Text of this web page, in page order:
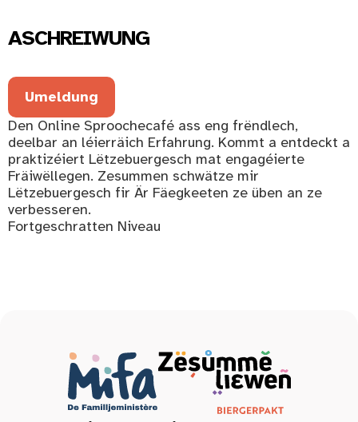
ASCHREIWUNG
Umeldung
Den Online Sproochecafé ass eng frëndlech,
deelbar an léierräich Erfahrung. Kommt a entdeckt a
praktizéiert Lëtzebuergesch mat engagéierte
Fräiwëllegen. Zesummen schwätze mir
Lëtzebuergesch fir Är Fäegkeeten ze üben an ze
verbesseren.
Fortgeschratten Niveau